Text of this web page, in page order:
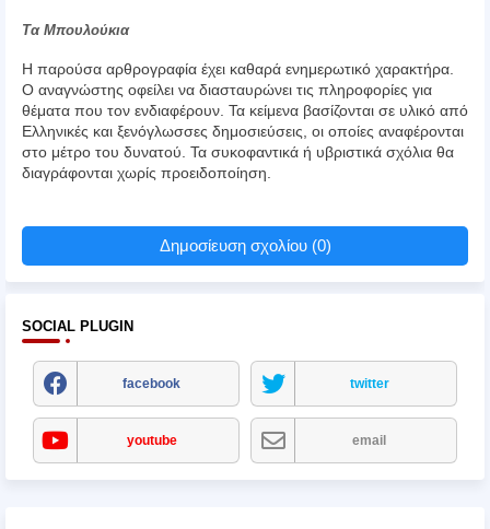
Τα Μπουλούκια
Η παρούσα αρθρογραφία έχει καθαρά ενημερωτικό χαρακτήρα.
Ο αναγνώστης οφείλει να διασταυρώνει τις πληροφορίες για
θέματα που τον ενδιαφέρουν. Τα κείμενα βασίζονται σε υλικό από
Ελληνικές και ξενόγλωσσες δημοσιεύσεις, οι οποίες αναφέρονται
στο μέτρο του δυνατού. Τα συκοφαντικά ή υβριστικά σχόλια θα
διαγράφονται χωρίς προειδοποίηση.
Δημοσίευση σχολίου (0)
SOCIAL PLUGIN
facebook twitter
youtube email